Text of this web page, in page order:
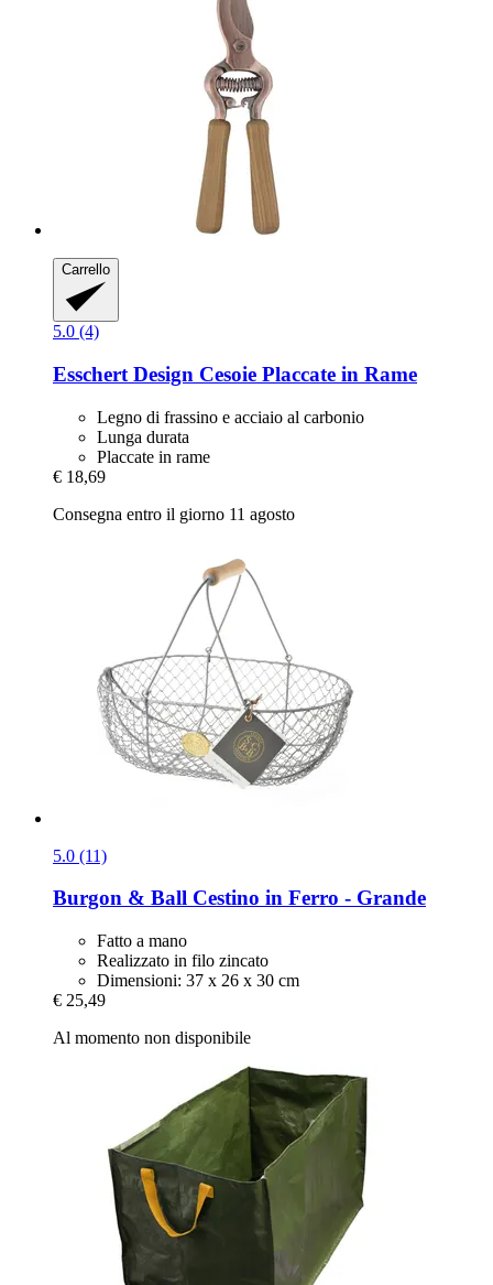
Carrello
5.0 (4)
Esschert Design Cesoie Placcate in Rame
Legno di frassino e acciaio al carbonio
Lunga durata
Placcate in rame
€ 18,69
Consegna entro il giorno 11 agosto
5.0 (11)
Burgon & Ball Cestino in Ferro -​ Grande
Fatto a mano
Realizzato in filo zincato
Dimensioni: 37 x 26 x 30 cm
€ 25,49
Al momento non disponibile